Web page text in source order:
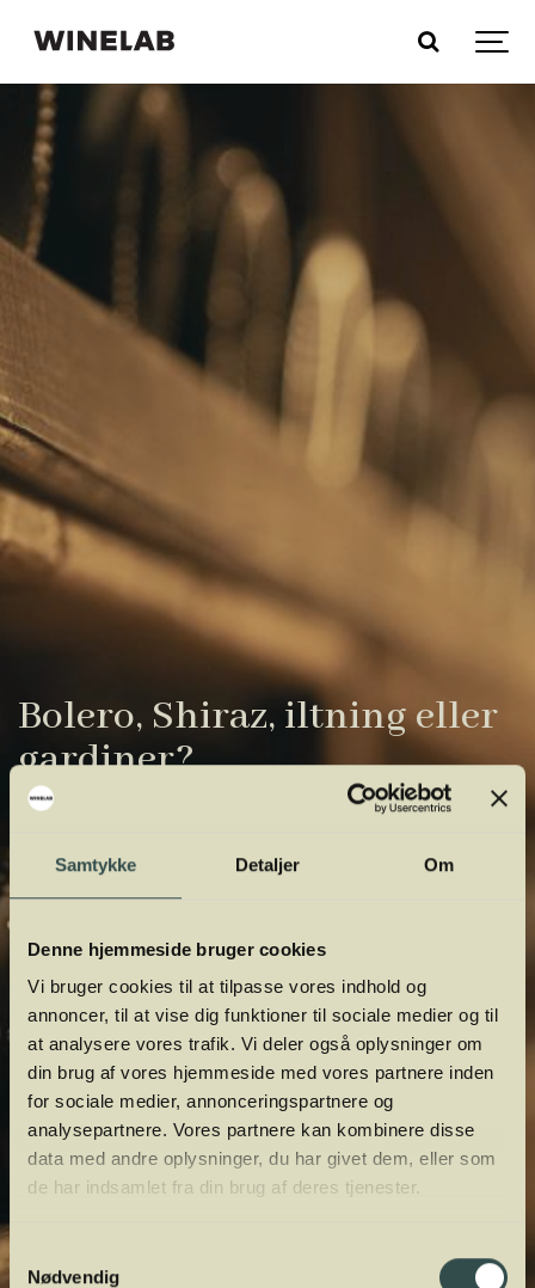
Samtykke Detaljer Om
Denne hjemmeside bruger cookies
Vi bruger cookies til at tilpasse vores indhold og
annoncer, til at vise dig funktioner til sociale medier og til
at analysere vores trafik. Vi deler også oplysninger om
din brug af vores hjemmeside med vores partnere inden
for sociale medier, annonceringspartnere og
analysepartnere. Vores partnere kan kombinere disse
data med andre oplysninger, du har givet dem, eller som
de har indsamlet fra din brug af deres tjenester.
Nødvendig
Bolero, Shiraz, iltning eller
gardiner?
Vinens verden er fuld af komplicerede
udtryk. Vi har samlet de vigtigste i vores